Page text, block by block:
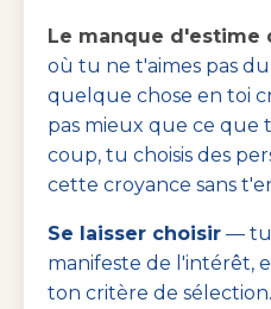
Le manque d'estime
où tu ne t'aimes pas
quelque chose en toi
pas mieux que ce que
coup, tu choisis des
cette croyance sans
Se laisser choisir — tu
manifeste de l'intérêt,
ton critère de